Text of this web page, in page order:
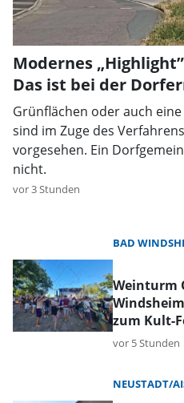
Modernes
Das ist bei der
Grünflächen oder auch
sind im Zuge des
vorgesehen. Ein
nicht.
vor 3 Stunden
BAD
Weinturm
zum Kult-
vor 5 Stunden
NEUSTADT/